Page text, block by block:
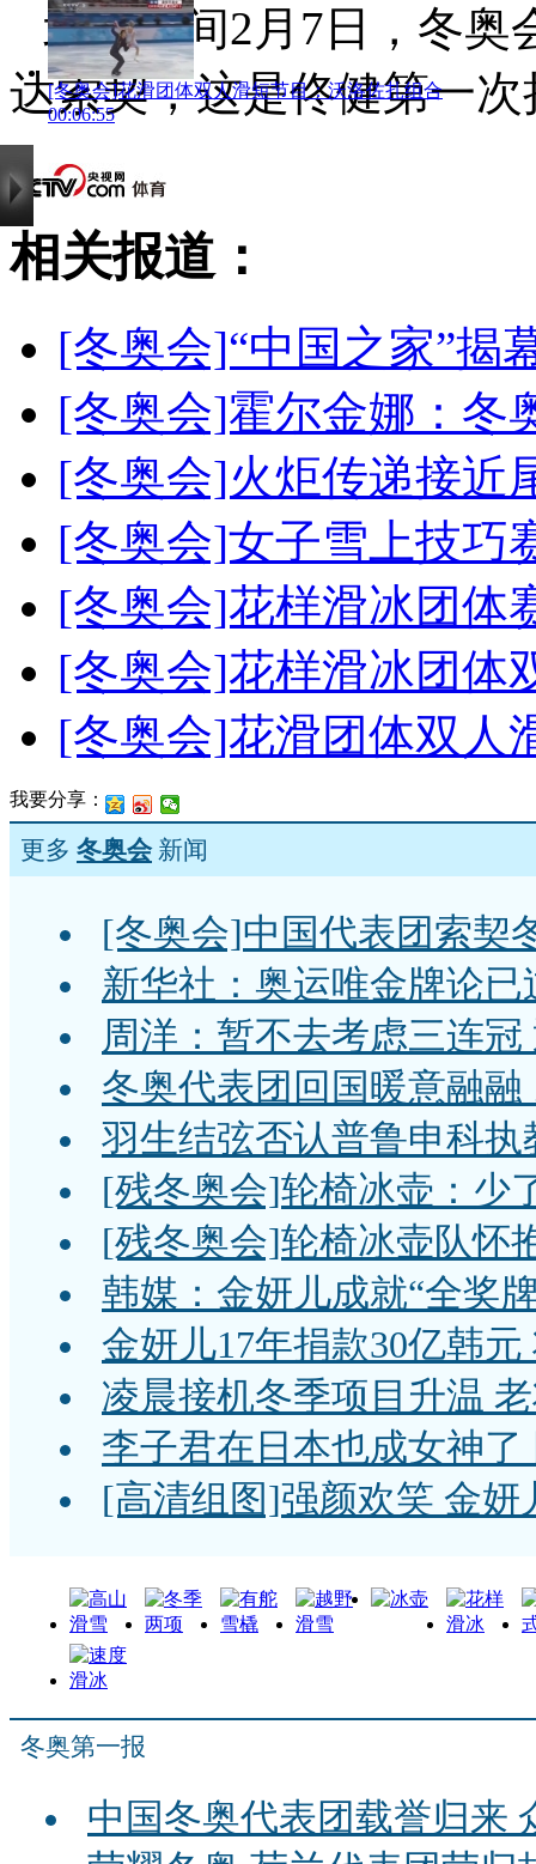
[冬奥会]花滑团体双人滑短节目：沃洛佐扎组合
00:06:55
北京时间2月7日，冬奥
达索契，这是佟健第一
相关报道：
[冬奥会]“中国之家”揭
[冬奥会]霍尔金娜：冬
[冬奥会]火炬传递接近
[冬奥会]女子雪上技巧
[冬奥会]花样滑冰团体
[冬奥会]花样滑冰团体
[冬奥会]花滑团体双人
我要分享：
更多 冬奥会新闻
[冬奥会]中国代表团索契
新华社：奥运唯金牌论
周洋：暂不去考虑三连
冬奥代表团回国暖意融
羽生结弦否认普鲁申科
[残冬奥会]轮椅冰壶：少
[残冬奥会]轮椅冰壶队怀
韩媒：金妍儿成就“全奖
金妍儿17年捐款30亿韩
凌晨接机冬季项目升温
李子君在日本也成女神
[高清组图]强颜欢笑 金妍
冬奥第一报
中国冬奥代表团载誉归来